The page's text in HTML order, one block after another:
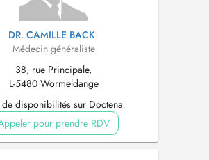
DR. CAMILLE BACK
Médecin généraliste
38, rue Principale,
L-5480 Wormeldange
de disponibilités sur Doctena
pour prendre RDV